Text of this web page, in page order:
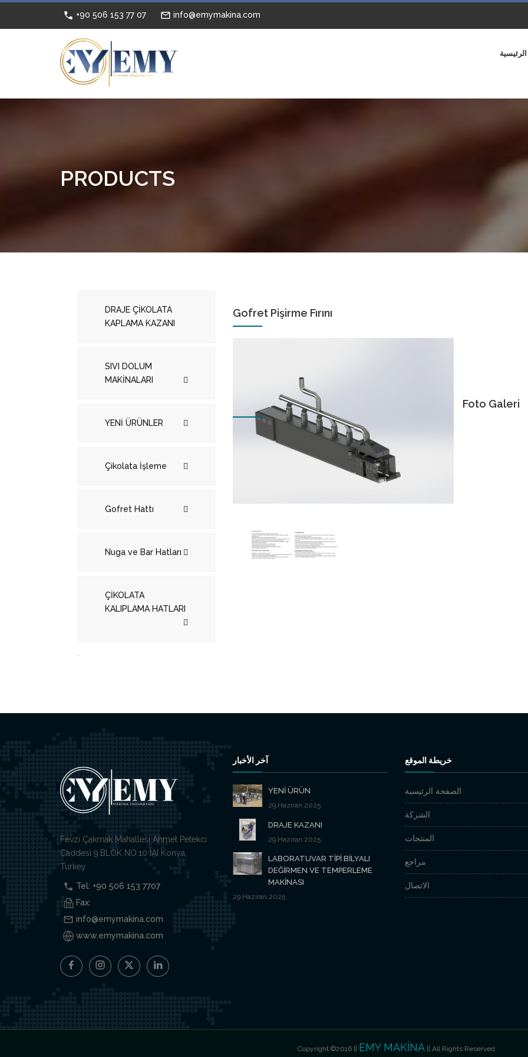
+90 506 153 77 07 info@emymakina.com
PRODUCTS
DRAJE ÇİKOLATA
KAPLAMA KAZANI
SIVI DOLUM
MAKİNALARI
YENİ ÜRÜNLER
Çikolata İşleme
Gofret Hattı
Nuga ve Bar Hatları
ÇİKOLATA
KALIPLAMA HATLARI
Gofret Pişirme Fırını
Foto Galeri
Fevzi Çakmak Mahallesi Ahmet Petekci
Caddesi 9.BLOK NO:10 IAI Konya,
Turkey
Tel: +90 506 153 7707
Fax:
info@emymakina.com
www.emymakina.com
آخر الأخبار
YENİ ÜRÜN
29.Haziran.2025
DRAJE KAZANI
29.Haziran.2025
LABORATUVAR TİPİ BİLYALI
DEĞİRMEN VE TEMPERLEME
MAKİNASI
29.Haziran.2025
خريطة الموقع
الصفحة الرئيسية
الشركة
المنتجات
مراجع
الاتصال
Copyright ©2016 || EMY MAKİNA|| All Rights Reserved